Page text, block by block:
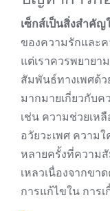
เซ็กส์เป็นสิ่งสำคั
ของความรักและ
แต่เราควรพยายา
สัมพันธ์ทางเพศด้
มากมายเกี่ยวกับ
เช่น ความช่วยเห
อวัยวะเพศ ความ
หลายครั้งที่ความ
เหลวเนื่องจากข
การแก้ไขใน การ